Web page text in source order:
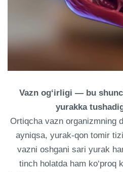
Vazn og‘irligi — bu
yurakka
Ortiqcha vazn organizmning
ayniqsa, yurak-qon tomir
vazni oshgani sari yurak
tinch holatda ham ko‘proq